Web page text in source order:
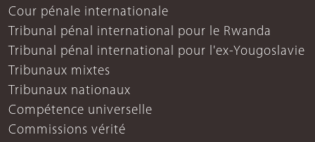
Cour pénale internationale
Tribunal pénal international pour le Rwanda
Tribunal pénal international pour l'ex-Yougoslavie
Tribunaux mixtes
Tribunaux nationaux
Compétence universelle
Commissions vérité